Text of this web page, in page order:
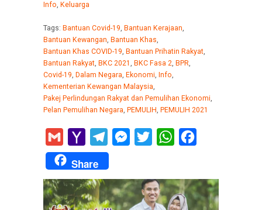
Info, Keluarga
Tags: Bantuan Covid-19, Bantuan Kerajaan,
Bantuan Kewangan, Bantuan Khas,
Bantuan Khas COVID-19, Bantuan Prihatin Rakyat,
Bantuan Rakyat, BKC 2021 , BKC Fasa 2, BPR,
Covid-19, Dalam Negara, Ekonomi, Info,
Kementerian Kewangan Malaysia,
Pakej Perlindungan Rakyat dan Pemulihan Ekonomi,
Pelan Pemulihan Negara, PEMULIH, PEMULIH 2021
Gmail
Yahoo
Mail
TelegramMessenger
Twitter WhatsApp
Share